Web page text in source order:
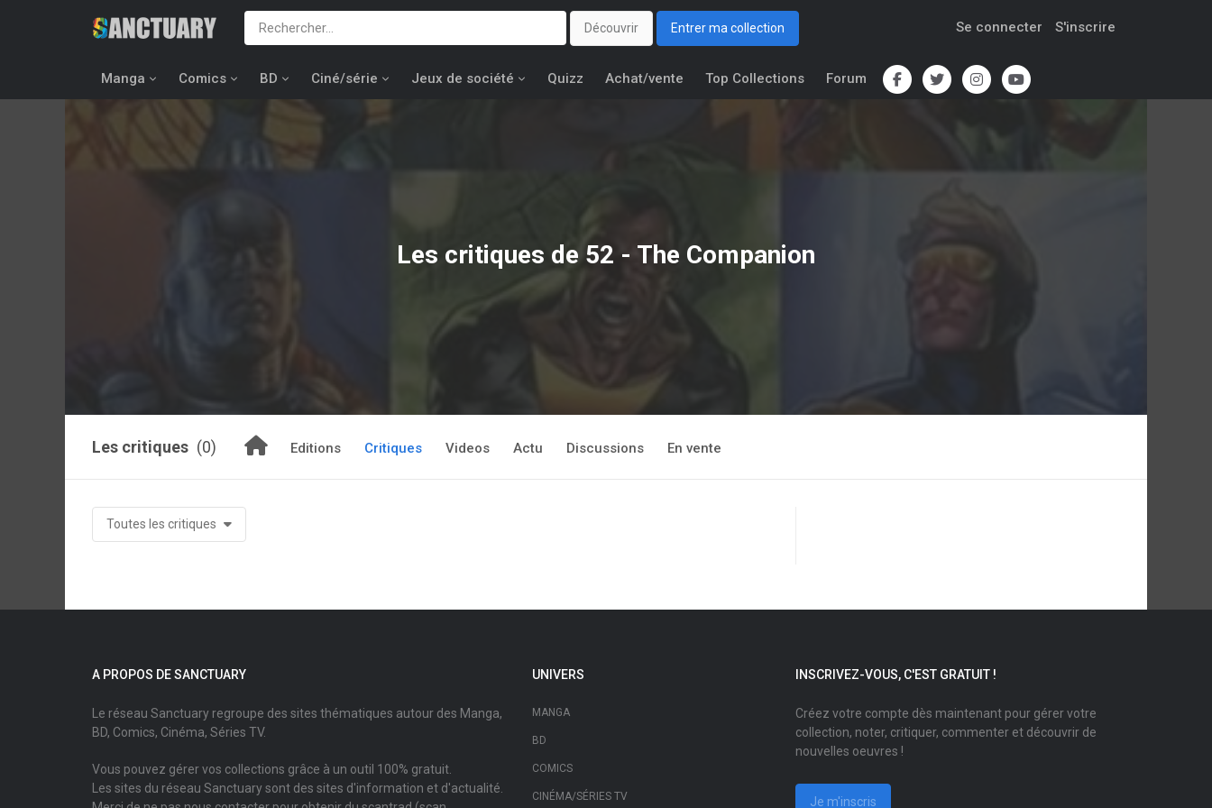
Découvrir Entrer ma collection Se connecter S'inscrire
Manga Comics BD Ciné/série Jeux de société Quizz Achat/vente Top Collections Forum
Les critiques de 52 - The Companion
Les critiques (0) Editions Critiques Videos Actu Discussions En vente
Toutes les critiques
A PROPOS DE SANCTUARY
Le réseau Sanctuary regroupe des sites thématiques autour des Manga,
BD, Comics, Cinéma, Séries TV.
Vous pouvez gérer vos collections grâce à un outil 100% gratuit.
Les sites du réseau Sanctuary sont des sites d'information et d'actualité.
UNIVERS
MANGA
BD
COMICS
CINÉMA/SÉRIES TV
INSCRIVEZ-VOUS, C'EST GRATUIT !
Créez votre compte dès maintenant pour gérer votre
collection, noter, critiquer, commenter et découvrir de
nouvelles oeuvres !
Je m'inscris